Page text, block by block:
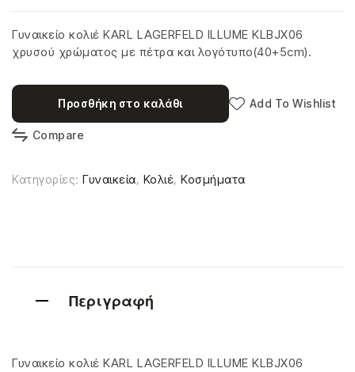
Γυναικείο κολιέ KARL LAGERFELD ILLUME KLBJX06
χρυσού χρώματος με πέτρα και λογότυπο(40+5cm).
Προσθήκη στο καλάθι Add To Wishlist
Compare
Κατηγορίες: Γυναικεία, Κολιέ, Κοσμήματα
Περιγραφή
Γυναικείο κολιέ KARL LAGERFELD ILLUME KLBJX06